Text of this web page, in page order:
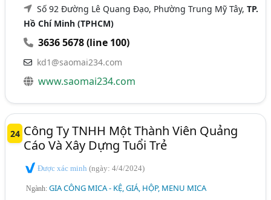
Số 92 Đường Lê Quang Đạo, Phường Trung Mỹ Tây,TP.
Hồ Chí Minh (TPHCM)
3636 5678 (line 100)
kd1@saomai234.com
www.saomai234.com
24 Công Ty TNHH Một Thành Viên Quảng
Cáo Và Xây Dựng Tuổi Trẻ
Được xác minh(ngày: 4/4/2024)
Ngành:GIA CÔNG MICA - KỆ, GIÁ, HỘP, MENU MICA